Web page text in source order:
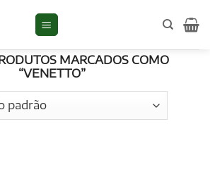
Venetto
MARCADOS COMO
“VENETTO”